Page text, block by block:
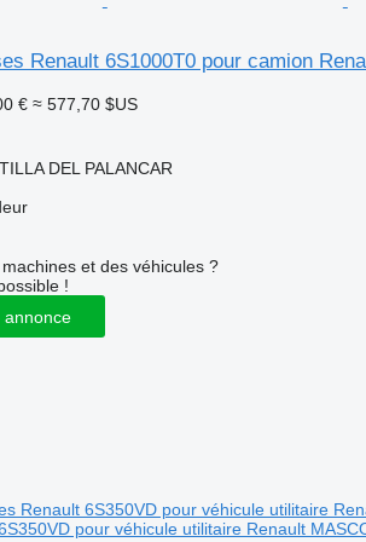
Renault 6S1000T0 pour camion
€ ≈ 577,70 $US
DEL PALANCAR
et des véhicules ?
!
annonce
pour véhicule utilitaire Renault